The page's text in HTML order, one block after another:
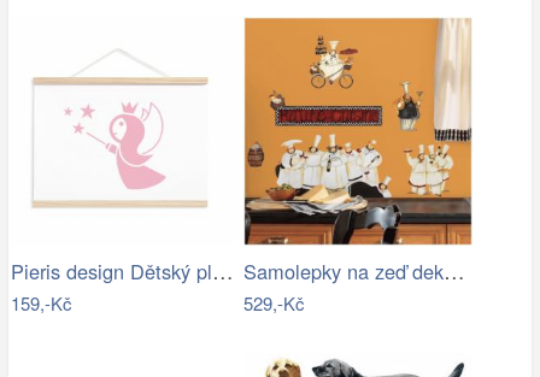
Pieris design Dětský plakát víla
159,-Kč
Samolepky na zeď dekorace Kuchaři
529,-Kč